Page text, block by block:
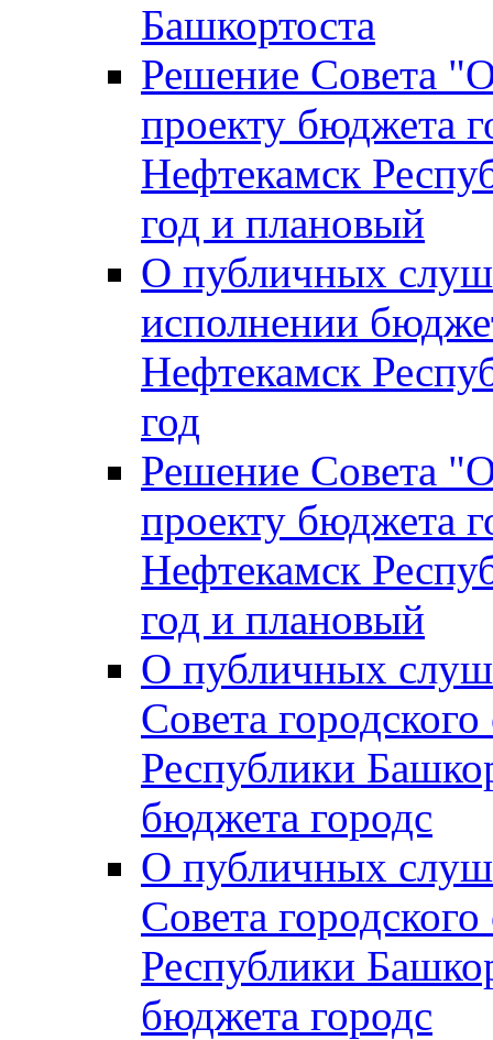
Башкортоста
Решение Совета
проекту бюджета
Нефтекамск
год и плановый
О публичных
исполнении
Нефтекамск
год
Решение Совета
проекту бюджета
Нефтекамск
год и плановый
О публичных
Совета
Республики
бюджета городс
О публичных
Совета
Республики
бюджета городс